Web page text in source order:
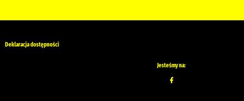
Deklaracja dostępności
Jesteśmy na: